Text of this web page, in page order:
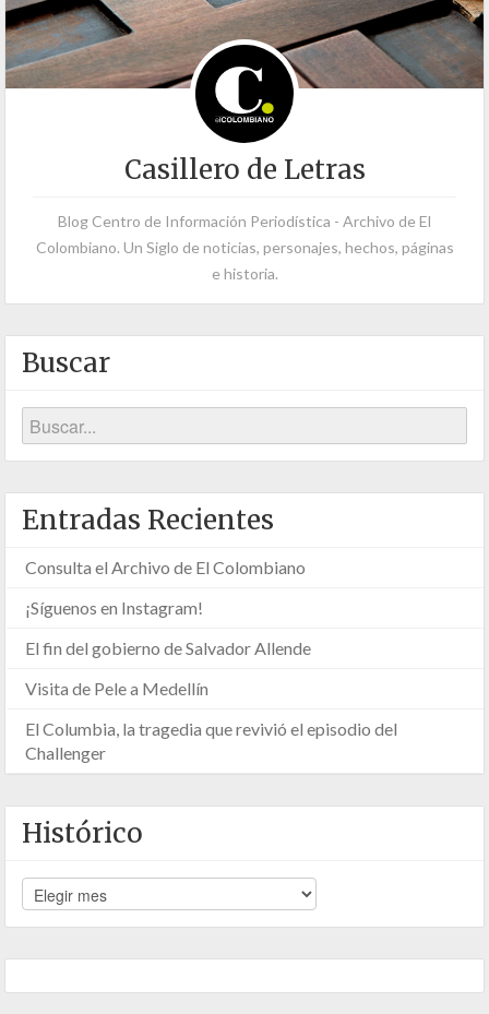
Casillero de Letras
Blog Centro de Información Periodística - Archivo de El
Colombiano. Un Siglo de noticias, personajes, hechos, páginas
e historia.
Buscar
Entradas Recientes
Consulta el Archivo de El Colombiano
¡Síguenos en Instagram!
El fin del gobierno de Salvador Allende
Visita de Pele a Medellín
El Columbia, la tragedia que revivió el episodio del
Challenger
Histórico